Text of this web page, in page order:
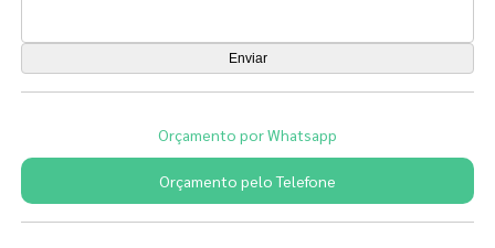
Orçamento por Whatsapp
Orçamento pelo Telefone